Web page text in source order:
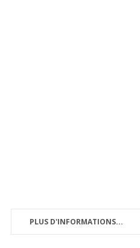
PLUS D'INFORMATIONS...